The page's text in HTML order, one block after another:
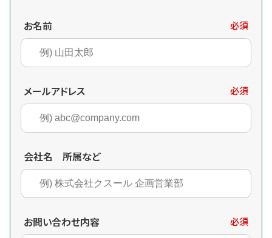
お名前 必須
メールアドレス 必須
会社名 所属など
お問い合わせ内容 必須